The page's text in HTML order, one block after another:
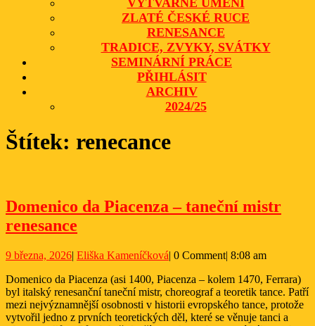
VÝTVARNÉ UMĚNÍ
ZLATÉ ČESKÉ RUCE
RENESANCE
TRADICE, ZVYKY, SVÁTKY
SEMINÁRNÍ PRÁCE
PŘIHLÁSIT
ARCHIV
2024/25
BUTTON
Štítek: renecance
Domenico da Piacenza – taneční mistr
renesance
Piacenza
–
taneční
mistr
9 března, 20269
2026
| Eliška KameníčkováEliška
| 0 Comment| 8:08 am
Domenico da Piacenza (asi 1400, Piacenza – kolem 1470, Ferrara)
byl italský renesanční taneční mistr, choreograf a teoretik tance. Patří
mezi nejvýznamnější osobnosti v historii evropského tance, protože
vytvořil jedno z prvních teoretických děl, které se věnuje tanci a